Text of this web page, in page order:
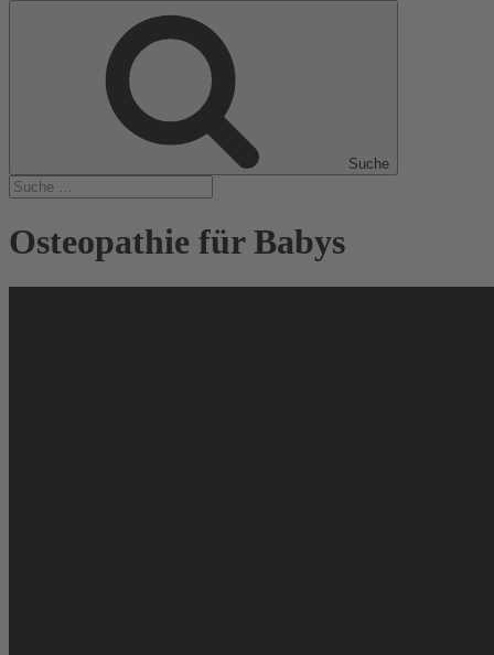
Suche
Osteopathie für Babys